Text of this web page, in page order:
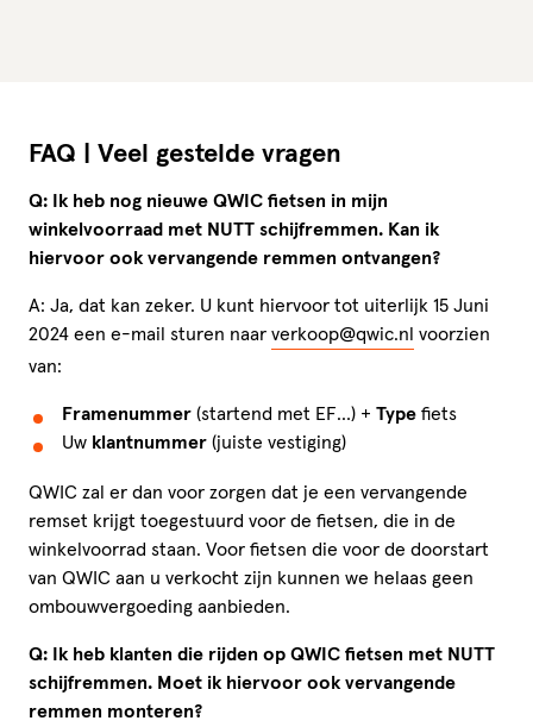
FAQ | Veel gestelde vragen
Q: Ik heb nog nieuwe QWIC fietsen in mijn
winkelvoorraad met NUTT schijfremmen. Kan ik
hiervoor ook vervangende remmen ontvangen?
A: Ja, dat kan zeker. U kunt hiervoor tot uiterlijk 15 Juni
2024 een e-mail sturen naar verkoop@qwic.nl voorzien
van:
Framenummer (startend met EF…) + Type fiets
Uw klantnummer (juiste vestiging)
QWIC zal er dan voor zorgen dat je een vervangende
remset krijgt toegestuurd voor de fietsen, die in de
winkelvoorrad staan. Voor fietsen die voor de doorstart
van QWIC aan u verkocht zijn kunnen we helaas geen
ombouwvergoeding aanbieden.
Q: Ik heb klanten die rijden op QWIC fietsen met NUTT
schijfremmen. Moet ik hiervoor ook vervangende
remmen monteren?